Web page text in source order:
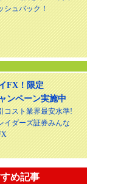
シュバック！
FX！限定
ンペーン実施中
コスト業界最安水準!
イダーズ証券みんな
め記事